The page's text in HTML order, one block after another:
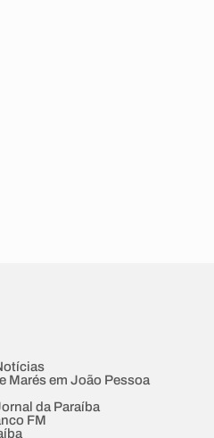
Marés em João Pessoa
da Paraíba
FM